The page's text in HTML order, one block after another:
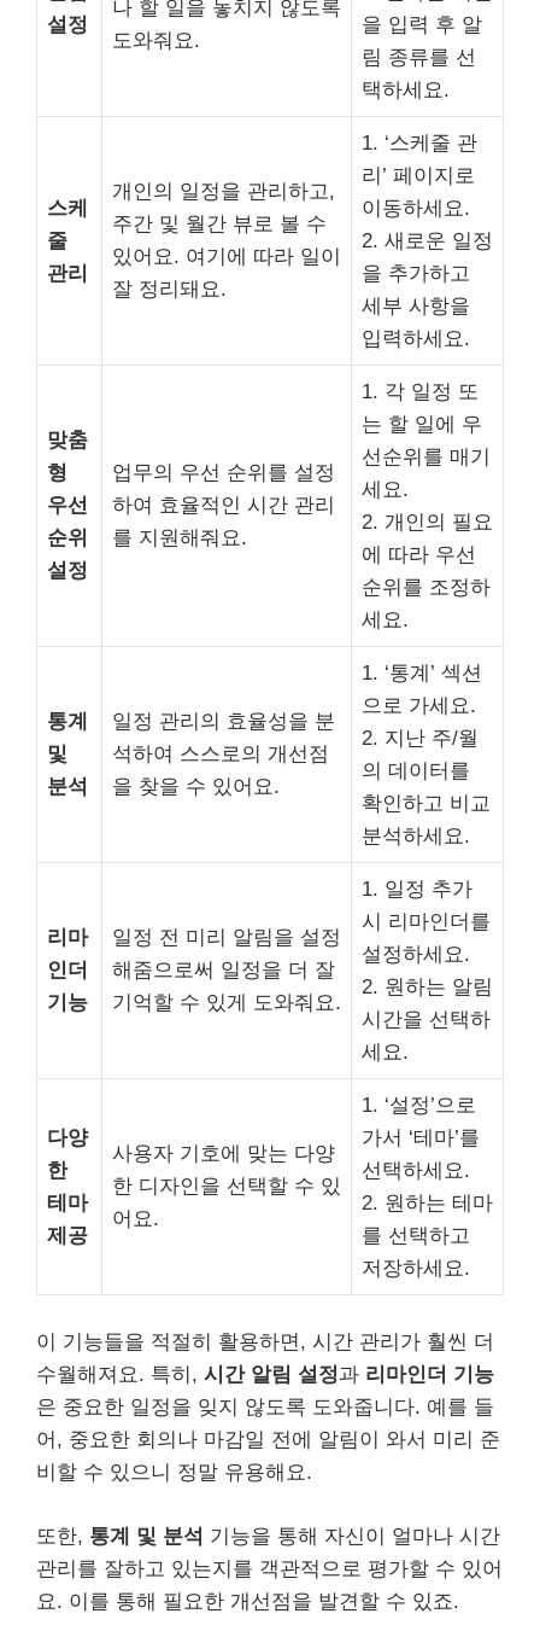
설정
나 할 일을 놓치지 않도록
도와줘요.
을 입력 후 알
림 종류를 선
택하세요.
스케
줄
관리
개인의 일정을 관리하고,
주간 및 월간 뷰로 볼 수
있어요. 여기에 따라 일이
잘 정리돼요.
1. ‘스케줄 관
리’ 페이지로
이동하세요.
2. 새로운 일정
을 추가하고
세부 사항을
입력하세요.
맞춤
형
우선
순위
설정
업무의 우선 순위를 설정
하여 효율적인 시간 관리
를 지원해줘요.
1. 각 일정 또
는 할 일에 우
선순위를 매기
세요.
2. 개인의 필요
에 따라 우선
순위를 조정하
세요.
통계
및
분석
일정 관리의 효율성을 분
석하여 스스로의 개선점
을 찾을 수 있어요.
1. ‘통계’ 섹션
으로 가세요.
2. 지난 주/월
의 데이터를
확인하고 비교
분석하세요.
리마
인더
기능
일정 전 미리 알림을 설정
해줌으로써 일정을 더 잘
기억할 수 있게 도와줘요.
1. 일정 추가
시 리마인더를
설정하세요.
2. 원하는 알림
시간을 선택하
세요.
다양
한
테마
제공
사용자 기호에 맞는 다양
한 디자인을 선택할 수 있
어요.
1. ‘설정’으로
가서 ‘테마’를
선택하세요.
2. 원하는 테마
를 선택하고
저장하세요.
이 기능들을 적절히 활용하면, 시간 관리가 훨씬 더
수월해져요. 특히, 시간 알림 설정과 리마인더 기능
은 중요한 일정을 잊지 않도록 도와줍니다. 예를 들
어, 중요한 회의나 마감일 전에 알림이 와서 미리 준
비할 수 있으니 정말 유용해요.
또한, 통계 및 분석 기능을 통해 자신이 얼마나 시간
관리를 잘하고 있는지를 객관적으로 평가할 수 있어
요. 이를 통해 필요한 개선점을 발견할 수 있죠.